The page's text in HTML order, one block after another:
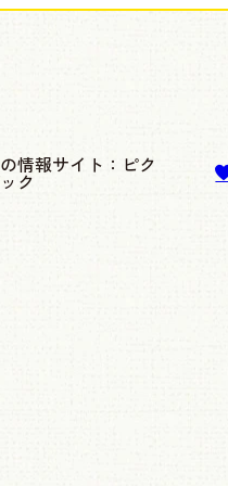
情報サイト：ピク
ク